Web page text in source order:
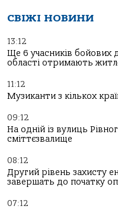
СВІЖІ НОВИНИ
13:12
Ще 6 учасників бойових
області отримають
11:12
Музиканти з кількох
09:12
На одній із вулиць
сміттєзвалище
08:12
Другий рівень захисту
завершать до початку
07:12